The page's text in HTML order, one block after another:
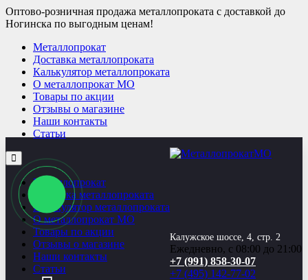
Оптово-розничная продажа металлопроката с доставкой до
Ногинска по выгодным ценам!
Металлопрокат
Доставка металлопроката
Калькулятор металлопроката
О металлопрокат МО
Товары по акции
Отзывы о магазине
Наши контакты
Статьи
Металлопрокат
Доставка металлопроката
Калькулятор металлопроката
О металлопрокат МО
Товары по акции
Отзывы о магазине
Наши контакты
Статьи
Калужское шоссе, 4, стр. 2
Ежедневно, с 08:00 до 21:00
+7 (991) 858-30-07
+7 (495) 142-77-02